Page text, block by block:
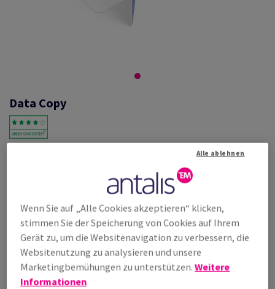
Data Copy
Data Copy, premium paper, weiss, NonStopBox, Kopierpapier,
holzfrei ECF, 80g/m2, 210mm x 297mm, A4, SB, Schachtel zu 2500
Blatt/Bogen, FSC Mix Credit
Weitere Produktinformationen
Produkt weiterempfehlen
Listenpreis
€ 20,33 27,79% Rabatt
möglich ab
€ 14,68
Wenn Sie auf „Alle Cookies akzeptieren“ klicken,
stimmen Sie der Speicherung von Cookies auf Ihrem
Gerät zu, um die Websitenavigation zu verbessern, die
Websitenutzung zu analysieren und unsere
Marketingbemühungen zu unterstützen.Weitere
Informationen
Alle ablehnen